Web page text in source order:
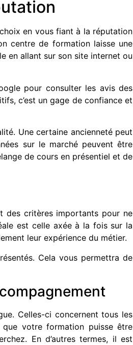
en vous fiant à la réputation
centre de formation laisse une
en allant sur son site internet ou
pour consulter les avis des
c’est un gage de confiance et
Une certaine ancienneté peut
sur le marché peuvent être
de cours en présentiel et de
des critères importants pour ne
est celle axée à la fois sur la
leur expérience du métier.
Cela vous permettra de
Celles-ci concernent tous les
votre formation puisse être
En d’autres termes, il est